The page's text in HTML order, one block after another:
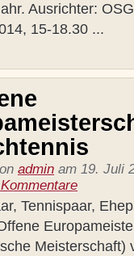
Ausrichter:
15-18.30 ...
admin am 19. Juli
Tennispaar,
Meisterschaft)